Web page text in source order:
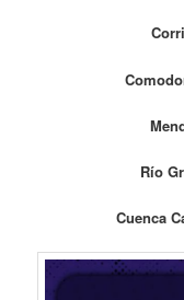
Río
Cuenca